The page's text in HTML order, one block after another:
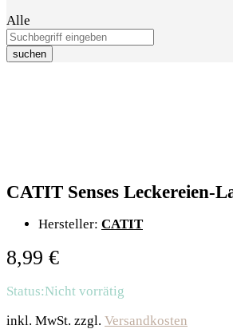
Alle
suchen
CATIT Senses Leckereien-
Hersteller: CATIT
8,99 €
Status:Nicht vorrätig
inkl. MwSt. zzgl. Versandkosten